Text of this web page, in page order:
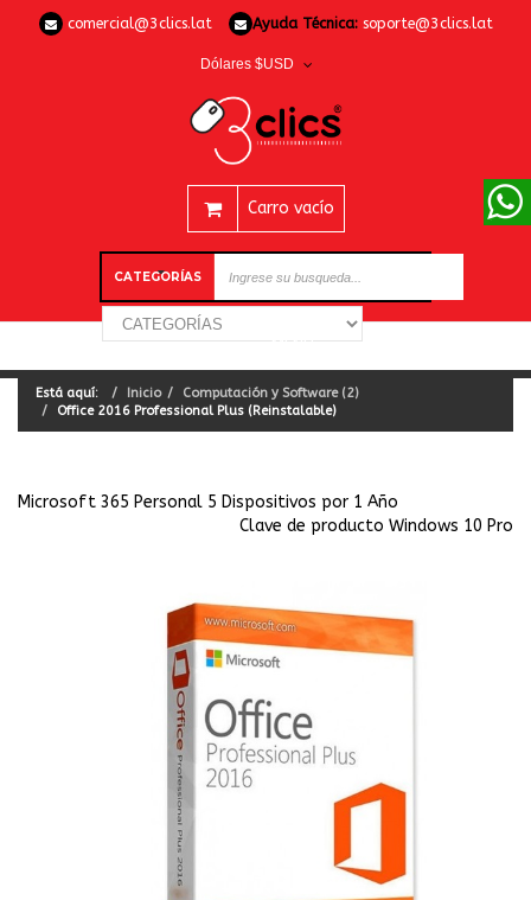
comercial@3clics.lat Ayuda Técnica: soporte@3clics.lat
Dólares $USD
Carro vacío
CATEGORÍAS
Está aquí: Inicio
Computación y Software (2)
Office 2016 Professional Plus (Reinstalable)
Microsoft 365 Personal 5 Dispositivos por 1 Año
Clave de producto Windows 10 Pro